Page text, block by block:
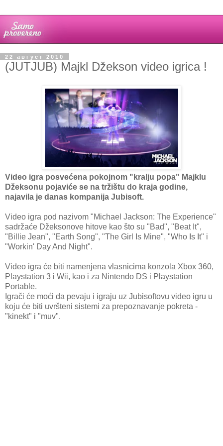
22 август 2010
(JUTJUB) Majkl Džekson video igrica !
Video igra posvećena pokojnom "kralju popa" Majklu
Džeksonu pojaviće se na tržištu do kraja godine,
najavila je danas kompanija Jubisoft.
Video igra pod nazivom "Michael Jackson: The Experience"
sadržaće Džeksonove hitove kao što su "Bad", "Beat It",
"Billie Jean", "Earth Song", "The Girl Is Mine", "Who Is It" i
"Workin' Day And Night".
Video igra će biti namenjena vlasnicima konzola Xbox 360,
Playstation 3 i Wii, kao i za Nintendo DS i Playstation
Portable.
Igrači će moći da pevaju i igraju uz Jubisoftovu video igru u
koju će biti uvršteni sistemi za prepoznavanje pokreta -
"kinekt" i "muv".